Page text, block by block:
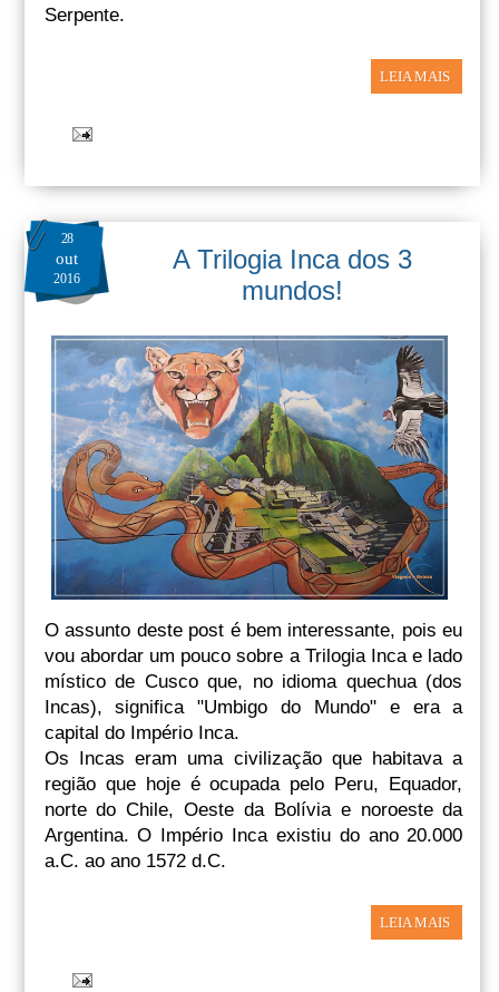
Serpente.
LEIA MAIS
28
out
2016
A Trilogia Inca dos 3
mundos!
O assunto deste post é bem interessante, pois eu
vou abordar um pouco sobre a Trilogia Inca e lado
místico de Cusco que, no idioma quechua (dos
Incas), significa "Umbigo do Mundo" e era a
capital do Império Inca.
Os Incas eram uma civilização que habitava a
região que hoje é ocupada pelo Peru, Equador,
norte do Chile, Oeste da Bolívia e noroeste da
Argentina. O Império Inca existiu do ano 20.000
a.C. ao ano 1572 d.C.
LEIA MAIS